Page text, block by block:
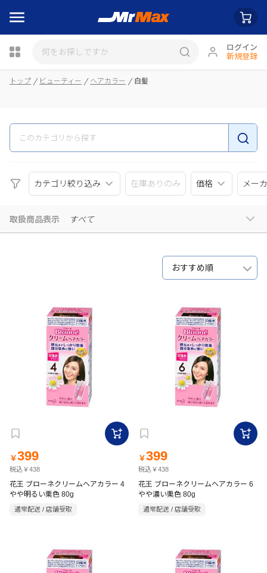
ログイン
新規登録
瓶詰
トップ ビューティー ヘアカラー 白髪
カテゴリ絞り込み 在庫ありのみ 価格 メー
取扱商品表示 すべて
おすすめ順
￥399
税込￥438
花王 ブローネクリームヘアカラー 4
やや明るい栗色 80g
通常配送 / 店舗受取
￥399
税込￥438
花王 ブローネクリームヘアカラー 6
やや濃い栗色 80g
通常配送 / 店舗受取